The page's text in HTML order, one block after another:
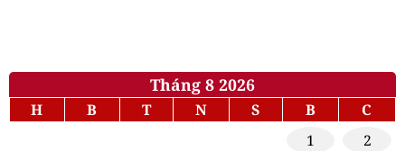
Tháng 8 2026
H B T N S B
C
1
2